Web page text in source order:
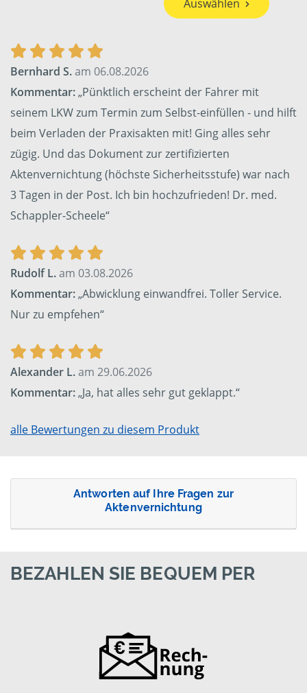
Auswählen
Bernhard S.am 06.08.2026
Kommentar:„Pünktlich erscheint der Fahrer mit
seinem LKW zum Termin zum Selbst-einfüllen - und hilft
beim Verladen der Praxisakten mit! Ging alles sehr
zügig. Und das Dokument zur zertifizierten
Aktenvernichtung (höchste Sicherheitsstufe) war nach
3 Tagen in der Post. Ich bin hochzufrieden! Dr. med.
Schappler-Scheele“
Rudolf L.am 03.08.2026
Kommentar:„Abwicklung einwandfrei. Toller Service.
Nur zu empfehen“
Alexander L.am 29.06.2026
Kommentar:„Ja, hat alles sehr gut geklappt.“
alle Bewertungen zu diesem Produkt
Antworten auf Ihre Fragen zur
Aktenvernichtung
BEZAHLEN SIE BEQUEM PER